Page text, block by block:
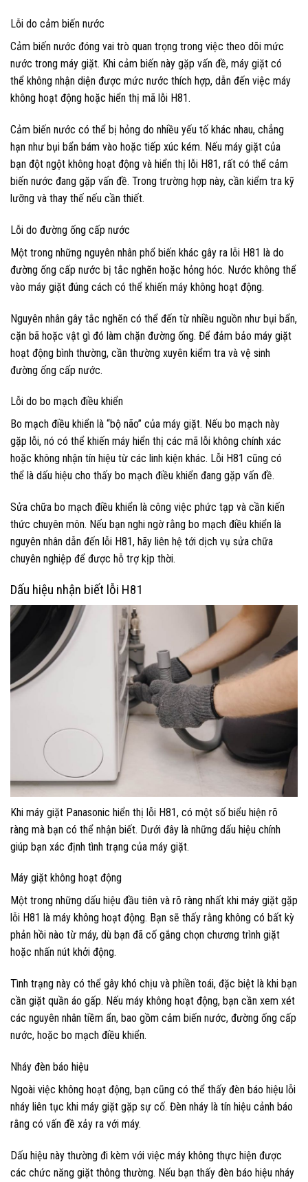
Lỗi do cảm biến nước
Cảm biến nước đóng vai trò quan trọng trong việc theo dõi mức
nước trong máy giặt. Khi cảm biến này gặp vấn đề, máy giặt có
thể không nhận diện được mức nước thích hợp, dẫn đến việc máy
không hoạt động hoặc hiển thị mã lỗi H81.
Cảm biến nước có thể bị hỏng do nhiều yếu tố khác nhau, chẳng
hạn như bụi bẩn bám vào hoặc tiếp xúc kém. Nếu máy giặt của
bạn đột ngột không hoạt động và hiển thị lỗi H81, rất có thể cảm
biến nước đang gặp vấn đề. Trong trường hợp này, cần kiểm tra kỹ
lưỡng và thay thế nếu cần thiết.
Lỗi do đường ống cấp nước
Một trong những nguyên nhân phổ biến khác gây ra lỗi H81 là do
đường ống cấp nước bị tắc nghẽn hoặc hỏng hóc. Nước không thể
vào máy giặt đúng cách có thể khiến máy không hoạt động.
Nguyên nhân gây tắc nghẽn có thể đến từ nhiều nguồn như bụi bẩn,
cặn bã hoặc vật gì đó làm chặn đường ống. Để đảm bảo máy giặt
hoạt động bình thường, cần thường xuyên kiểm tra và vệ sinh
đường ống cấp nước.
Lỗi do bo mạch điều khiển
Bo mạch điều khiển là “bộ não” của máy giặt. Nếu bo mạch này
gặp lỗi, nó có thể khiến máy hiển thị các mã lỗi không chính xác
hoặc không nhận tín hiệu từ các linh kiện khác. Lỗi H81 cũng có
thể là dấu hiệu cho thấy bo mạch điều khiển đang gặp vấn đề.
Sửa chữa bo mạch điều khiển là công việc phức tạp và cần kiến
thức chuyên môn. Nếu bạn nghi ngờ rằng bo mạch điều khiển là
nguyên nhân dẫn đến lỗi H81, hãy liên hệ tới dịch vụ sửa chữa
chuyên nghiệp để được hỗ trợ kịp thời.
Dấu hiệu nhận biết lỗi H81
Khi máy giặt Panasonic hiển thị lỗi H81, có một số biểu hiện rõ
ràng mà bạn có thể nhận biết. Dưới đây là những dấu hiệu chính
giúp bạn xác định tình trạng của máy giặt.
Máy giặt không hoạt động
Một trong những dấu hiệu đầu tiên và rõ ràng nhất khi máy giặt gặp
lỗi H81 là máy không hoạt động. Bạn sẽ thấy rằng không có bất kỳ
phản hồi nào từ máy, dù bạn đã cố gắng chọn chương trình giặt
hoặc nhấn nút khởi động.
Tình trạng này có thể gây khó chịu và phiền toái, đặc biệt là khi bạn
cần giặt quần áo gấp. Nếu máy không hoạt động, bạn cần xem xét
các nguyên nhân tiềm ẩn, bao gồm cảm biến nước, đường ống cấp
nước, hoặc bo mạch điều khiển.
Nháy đèn báo hiệu
Ngoài việc không hoạt động, bạn cũng có thể thấy đèn báo hiệu lỗi
nháy liên tục khi máy giặt gặp sự cố. Đèn nháy là tín hiệu cảnh báo
rằng có vấn đề xảy ra với máy.
Dấu hiệu này thường đi kèm với việc máy không thực hiện được
các chức năng giặt thông thường. Nếu bạn thấy đèn báo hiệu nháy